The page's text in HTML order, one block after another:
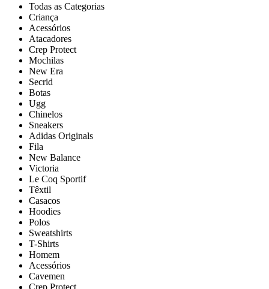
Todas as Categorias
Criança
Acessórios
Atacadores
Crep Protect
Mochilas
New Era
Secrid
Botas
Ugg
Chinelos
Sneakers
Adidas Originals
Fila
New Balance
Victoria
Le Coq Sportif
Têxtil
Casacos
Hoodies
Polos
Sweatshirts
T-Shirts
Homem
Acessórios
Cavemen
Crep Protect